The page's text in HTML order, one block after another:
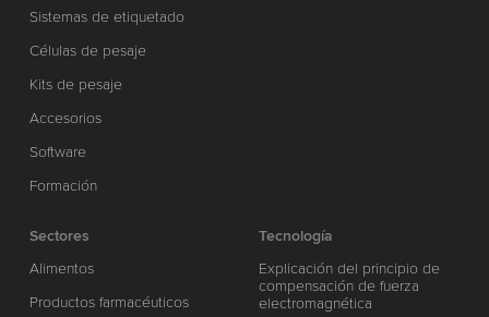
Sistemas de etiquetado
Células de pesaje
Kits de pesaje
Accesorios
Software
Formación
Sectores
Alimentos
Productos farmacéuticos
Tecnología
Explicación del principio de
compensación de fuerza
electromagnética